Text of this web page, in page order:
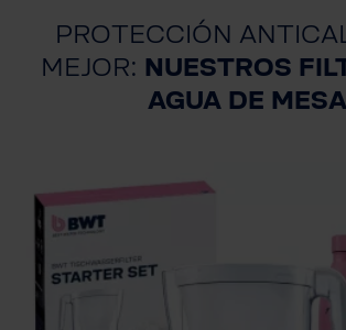
PROTECCIÓN
MEJOR: NUESTROS
AGUA DE MESA